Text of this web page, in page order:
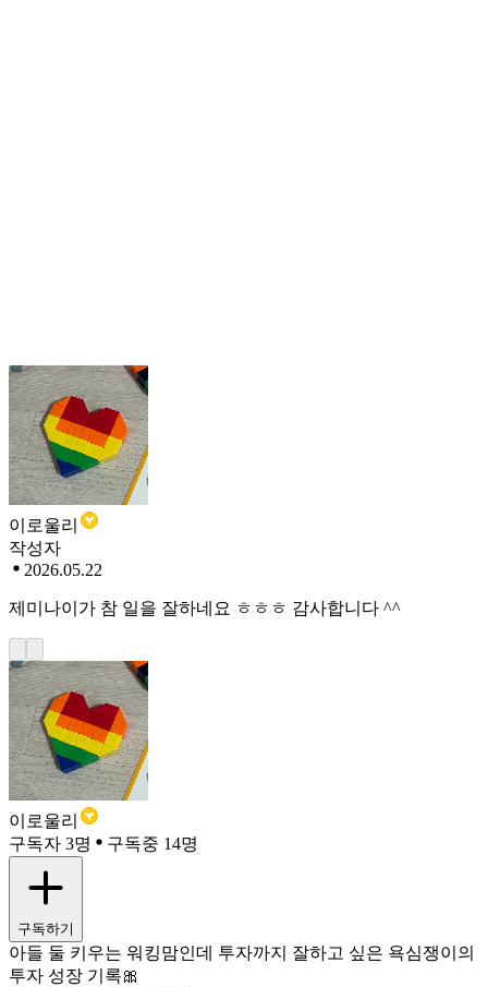
이로울리
작성자
2026.05.22
제미나이가 참 일을 잘하네요 ㅎㅎㅎ 감사합니다 ^^
이로울리
구독자 3명
구독중 14명
구독하기
아들 둘 키우는 워킹맘인데 투자까지 잘하고 싶은 욕심쟁이의
투자 성장 기록🎀